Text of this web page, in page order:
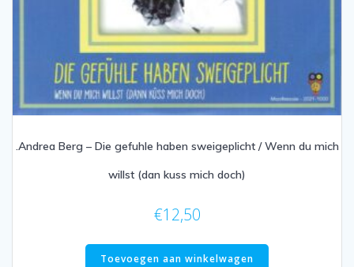
.Andrea Berg – Die gefuhle haben sweigeplicht / Wenn du mich
willst (dan kuss mich doch)
€12,50
Toevoegen aan winkelwagen